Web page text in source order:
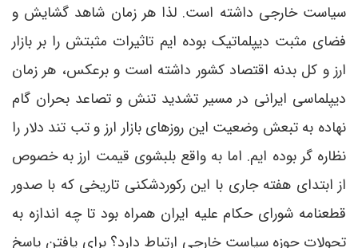
سیاست خارجی داشته است. لذا هر زمان شاهد گشایش و
فضای مثبت دیپلماتیک بوده ایم تاثیرات مثبتش را بر بازار
ارز و کل بدنه اقتصاد کشور داشته است و برعکس، هر زمان
دیپلماسی ایرانی در مسیر تشدید تنش و تصاعد بحران گام
نهاده به تبعش وضعیت این روزهای بازار ارز و تب تند دلار را
نظاره گر بوده ایم. اما به واقع بلبشوی قیمت ارز به خصوص
از ابتدای هفته جاری با این رکوردشکنی تاریخی که با صدور
قطعنامه شورای حکام علیه ایران همراه بود تا چه اندازه به
تحولات حوزه سیاست خارجی ارتباط دارد؟ برای یافتن پاسخ